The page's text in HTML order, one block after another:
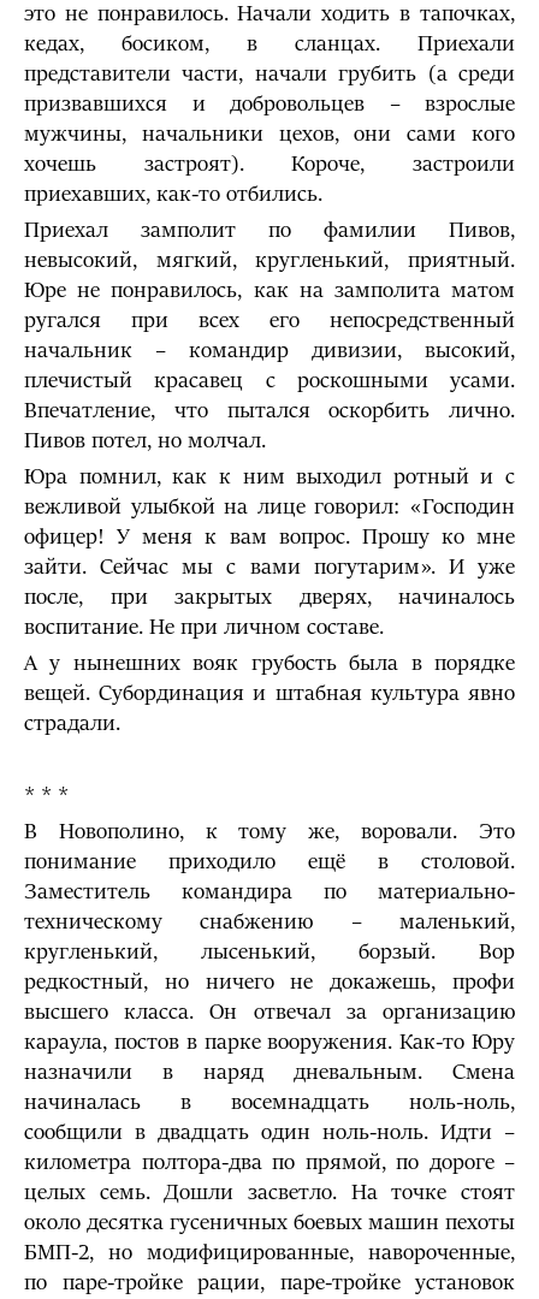
это не понравилось. Начали ходить в тапочках,
кедах, босиком, в сланцах. Приехали
представители части, начали грубить (а среди
призвавшихся и добровольцев – взрослые
мужчины, начальники цехов, они сами кого
хочешь застроят). Короче, застроили
приехавших, как-то отбились.
Приехал замполит по фамилии Пивов,
невысокий, мягкий, кругленький, приятный.
Юре не понравилось, как на замполита матом
ругался при всех его непосредственный
начальник – командир дивизии, высокий,
плечистый красавец с роскошными усами.
Впечатление, что пытался оскорбить лично.
Пивов потел, но молчал.
Юра помнил, как к ним выходил ротный и с
вежливой улыбкой на лице говорил: «Господин
офицер! У меня к вам вопрос. Прошу ко мне
зайти. Сейчас мы с вами погутарим». И уже
после, при закрытых дверях, начиналось
воспитание. Не при личном составе.
А у нынешних вояк грубость была в порядке
вещей. Субординация и штабная культура явно
страдали.
* * *
В Новополино, к тому же, воровали. Это
понимание приходило ещё в столовой.
Заместитель командира по материально-
техническому снабжению – маленький,
кругленький, лысенький, борзый. Вор
редкостный, но ничего не докажешь, профи
высшего класса. Он отвечал за организацию
караула, постов в парке вооружения. Как-то Юру
назначили в наряд дневальным. Смена
начиналась в восемнадцать ноль-ноль,
сообщили в двадцать один ноль-ноль. Идти –
километра полтора-два по прямой, по дороге –
целых семь. Дошли засветло. На точке стоят
около десятка гусеничных боевых машин пехоты
БМП-2, но модифицированные, навороченные,
по паре-тройке рации, паре-тройке установок